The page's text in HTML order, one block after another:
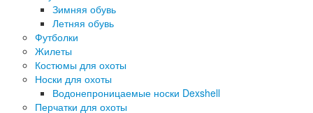
Зимняя обувь
Летняя обувь
Футболки
Жилеты
Костюмы для охоты
Носки для охоты
Водонепроницаемые носки Dexshell
Перчатки для охоты